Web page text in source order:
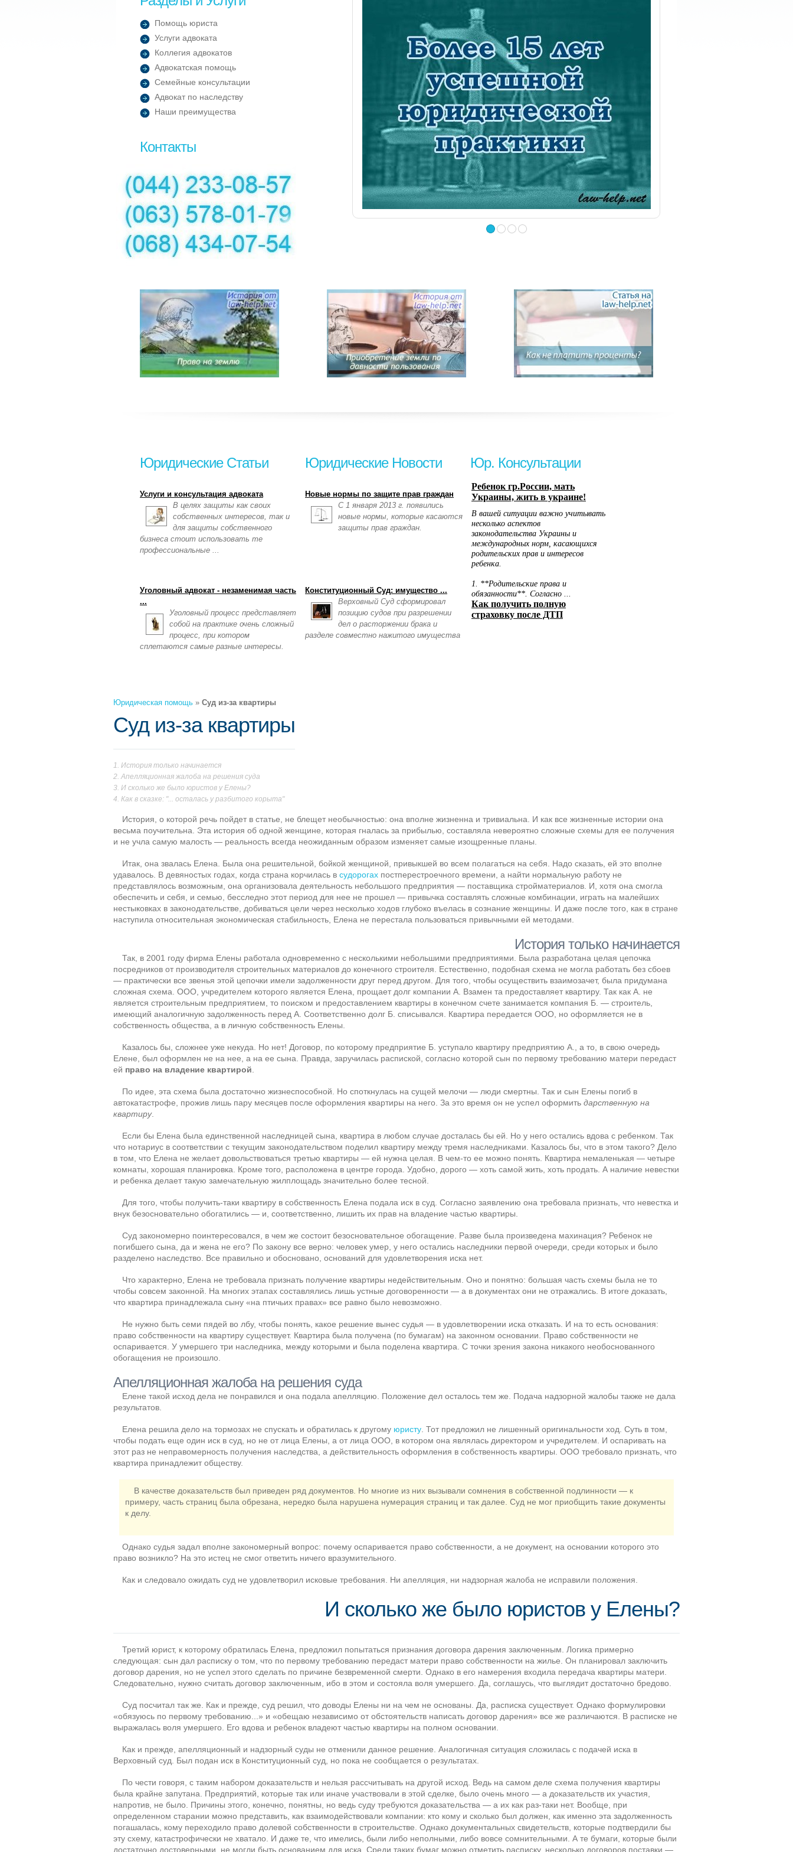
Помощь юриста
Услуги адвоката
Коллегия адвокатов
Адвокатская помощь
Семейные консультации
Адвокат по наследству
Наши преимущества
Контакты
Юридические Статьи
Услуги и консультация адвоката
В целях защиты как своих
собственных интересов, так и
для защиты собственного
бизнеса стоит использовать те
профессиональные ...
Уголовный адвокат - незаменимая часть
...
Уголовный процесс представляет
собой на практике очень сложный
процесс, при котором
сплетаются самые разные интересы.
Юридические Новости
Новые нормы по защите прав граждан
С 1 января 2013 г. появились
новые нормы, которые касаются
защиты прав граждан.
Конституционный Суд: имущество ...
Верховный Суд сформировал
позицию судов при разрешении
дел о расторжении брака и
разделе совместно нажитого имущества
Юр. Консультации
Юридическая помощь » Суд из-за квартиры
Суд из-за квартиры
История только начинается
Апелляционная жалоба на решения суда
И сколько же было юристов у Елены?
Как в сказке: "... осталась у разбитого корыта"
История, о которой речь пойдет в статье, не блещет необычностью: она вполне жизненна и тривиальна. И как все жизненные истории она
весьма поучительна. Эта история об одной женщине, которая гналась за прибылью, составляла невероятно сложные схемы для ее получения
и не учла самую малость — реальность всегда неожиданным образом изменяет самые изощренные планы.
Итак, она звалась Елена. Была она решительной, бойкой женщиной, привыкшей во всем полагаться на себя. Надо сказать, ей это вполне
удавалось. В девяностых годах, когда страна корчилась в судорогах постперестроечного времени, а найти нормальную работу не
представлялось возможным, она организовала деятельность небольшого предприятия — поставщика стройматериалов. И, хотя она смогла
обеспечить и себя, и семью, бесследно этот период для нее не прошел — привычка составлять сложные комбинации, играть на малейших
нестыковках в законодательстве, добиваться цели через несколько ходов глубоко въелась в сознание женщины. И даже после того, как в стране
наступила относительная экономическая стабильность, Елена не перестала пользоваться привычными ей методами.
История только начинается
Так, в 2001 году фирма Елены работала одновременно с несколькими небольшими предприятиями. Была разработана целая цепочка
посредников от производителя строительных материалов до конечного строителя. Естественно, подобная схема не могла работать без сбоев
— практически все звенья этой цепочки имели задолженности друг перед другом. Для того, чтобы осуществить взаимозачет, была придумана
сложная схема. ООО, учредителем которого является Елена, прощает долг компании А. Взамен та предоставляет квартиру. Так как А. не
является строительным предприятием, то поиском и предоставлением квартиры в конечном счете занимается компания Б. — строитель,
имеющий аналогичную задолженность перед А. Соответственно долг Б. списывался. Квартира передается ООО, но оформляется не в
собственность общества, а в личную собственность Елены.
Казалось бы, сложнее уже некуда. Но нет! Договор, по которому предприятие Б. уступало квартиру предприятию А., а то, в свою очередь
Елене, был оформлен не на нее, а на ее сына. Правда, заручилась распиской, согласно которой сын по первому требованию матери передаст
ей право на владение квартирой
По идее, эта схема была достаточно жизнеспособной. Но споткнулась на сущей мелочи — люди смертны. Так и сын Елены погиб в
автокатастрофе, прожив лишь пару месяцев после оформления квартиры на него. За это время он не успел оформить дарственную на
квартиру.
Если бы Елена была единственной наследницей сына, квартира в любом случае досталась бы ей. Но у него остались вдова с ребенком. Так
что нотариус в соответствии с текущим законодательством поделил квартиру между тремя наследниками. Казалось бы, что в этом такого? Дело
в том, что Елена не желает довольствоваться третью квартиры — ей нужна целая. В чем-то ее можно понять. Квартира немаленькая — четыре
комнаты, хорошая планировка. Кроме того, расположена в центре города. Удобно, дорого — хоть самой жить, хоть продать. А наличие невестки
и ребенка делает такую замечательную жилплощадь значительно более тесной.
Для того, чтобы получить-таки квартиру в собственность Елена подала иск в суд. Согласно заявлению она требовала признать, что невестка и
внук безосновательно обогатились — и, соответственно, лишить их прав на владение частью квартиры.
Суд закономерно поинтересовался, в чем же состоит безосновательное обогащение. Разве была произведена махинация? Ребенок не
погибшего сына, да и жена не его? По закону все верно: человек умер, у него остались наследники первой очереди, среди которых и было
разделено наследство. Все правильно и обосновано, оснований для удовлетворения иска нет.
Что характерно, Елена не требовала признать получение квартиры недействительным. Оно и понятно: большая часть схемы была не то
чтобы совсем законной. На многих этапах составлялись лишь устные договоренности — а в документах они не отражались. В итоге доказать,
что квартира принадлежала сыну «на птичьих правах» все равно было невозможно.
Не нужно быть семи пядей во лбу, чтобы понять, какое решение вынес судья — в удовлетворении иска отказать. И на то есть основания:
право собственности на квартиру существует. Квартира была получена (по бумагам) на законном основании. Право собственности не
оспаривается. У умершего три наследника, между которыми и была поделена квартира. С точки зрения закона никакого необоснованного
обогащения не произошло.
Апелляционная жалоба на решения суда
Елене такой исход дела не понравился и она подала апелляцию. Положение дел осталось тем же. Подача надзорной жалобы также не дала
результатов.
Елена решила дело на тормозах не спускать и обратилась к другому юристу . Тот предложил не лишенный оригинальности ход. Суть в том,
чтобы подать еще один иск в суд, но не от лица Елены, а от лица ООО, в котором она являлась директором и учредителем. И оспаривать на
этот раз не неправомерность получения наследства, а действительность оформления в собственность квартиры. ООО требовало признать, что
квартира принадлежит обществу.
В качестве доказательств был приведен ряд документов. Но многие из них вызывали сомнения в собственной подлинности — к
примеру, часть страниц была обрезана, нередко была нарушена нумерация страниц и так далее. Суд не мог приобщить такие документы
к делу.
Однако судья задал вполне закономерный вопрос: почему оспаривается право собственности, а не документ, на основании которого это
право возникло? На это истец не смог ответить ничего вразумительного.
Как и следовало ожидать суд не удовлетворил исковые требования. Ни апелляция, ни надзорная жалоба не исправили положения.
И сколько же было юристов у Елены?
Третий юрист, к которому обратилась Елена, предложил попытаться признания договора дарения заключенным. Логика примерно
следующая: сын дал расписку о том, что по первому требованию передаст матери право собственности на жилье. Он планировал заключить
договор дарения, но не успел этого сделать по причине безвременной смерти. Однако в его намерения входила передача квартиры матери.
Следовательно, нужно считать договор заключенным, ибо в этом и состояла воля умершего. Да, соглашусь, что выглядит достаточно бредово.
Суд посчитал так же. Как и прежде, суд решил, что доводы Елены ни на чем не основаны. Да, расписка существует. Однако формулировки
«обязуюсь по первому требованию...» и «обещаю независимо от обстоятельств написать договор дарения» все же различаются. В расписке не
выражалась воля умершего. Его вдова и ребенок владеют частью квартиры на полном основании.
Как и прежде, апелляционный и надзорный суды не отменили данное решение. Аналогичная ситуация сложилась с подачей иска в
Верховный суд. Был подан иск в Конституционный суд, но пока не сообщается о результатах.
По чести говоря, с таким набором доказательств и нельзя рассчитывать на другой исход. Ведь на самом деле схема получения квартиры
была крайне запутана. Предприятий, которые так или иначе участвовали в этой сделке, было очень много — а доказательств их участия,
напротив, не было. Причины этого, конечно, понятны, но ведь суду требуются доказательства — а их как раз-таки нет. Вообще, при
определенном старании можно представить, как взаимодействовали компании: кто кому и сколько был должен, как именно эта задолженность
погашалась, кому переходило право долевой собственности в строительстве. Однако документальных свидетельств, которые подтвердили бы
эту схему, катастрофически не хватало. И даже те, что имелись, были либо неполными, либо вовсе сомнительными. А те бумаги, которые были
достаточно достоверными, не могли быть основанием для иска. Среди таких бумаг можно отметить расписку, несколько договоров поставки —